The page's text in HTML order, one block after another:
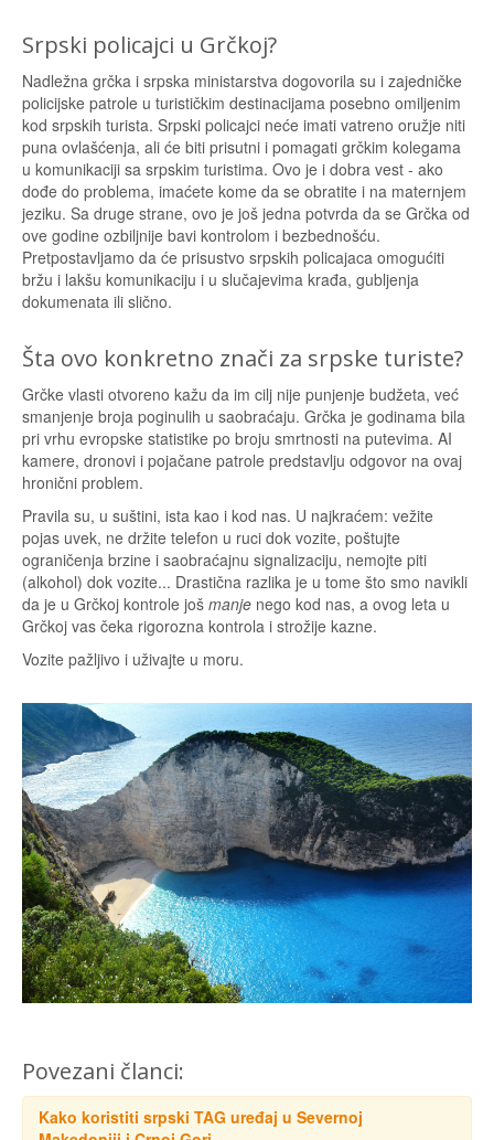
Srpski policajci u Grčkoj?
Nadležna grčka i srpska ministarstva dogovorila su i zajedničke
policijske patrole u turističkim destinacijama posebno omiljenim
kod srpskih turista. Srpski policajci neće imati vatreno oružje niti
puna ovlašćenja, ali će biti prisutni i pomagati grčkim kolegama
u komunikaciji sa srpskim turistima. Ovo je i dobra vest - ako
dođe do problema, imaćete kome da se obratite i na maternjem
jeziku. Sa druge strane, ovo je još jedna potvrda da se Grčka od
ove godine ozbiljnije bavi kontrolom i bezbednošću.
Pretpostavljamo da će prisustvo srpskih policajaca omogućiti
bržu i lakšu komunikaciju i u slučajevima krađa, gubljenja
dokumenata ili slično.
Šta ovo konkretno znači za srpske turiste?
Grčke vlasti otvoreno kažu da im cilj nije punjenje budžeta, već
smanjenje broja poginulih u saobraćaju. Grčka je godinama bila
pri vrhu evropske statistike po broju smrtnosti na putevima. AI
kamere, dronovi i pojačane patrole predstavlju odgovor na ovaj
hronični problem.
Pravila su, u suštini, ista kao i kod nas. U najkraćem: vežite
pojas uvek, ne držite telefon u ruci dok vozite, poštujte
ograničenja brzine i saobraćajnu signalizaciju, nemojte piti
(alkohol) dok vozite... Drastična razlika je u tome što smo navikli
da je u Grčkoj kontrole još manje nego kod nas, a ovog leta u
Grčkoj vas čeka rigorozna kontrola i strožije kazne.
Vozite pažljivo i uživajte u moru.
Povezani članci:
Kako koristiti srpski TAG uređaj u Severnoj